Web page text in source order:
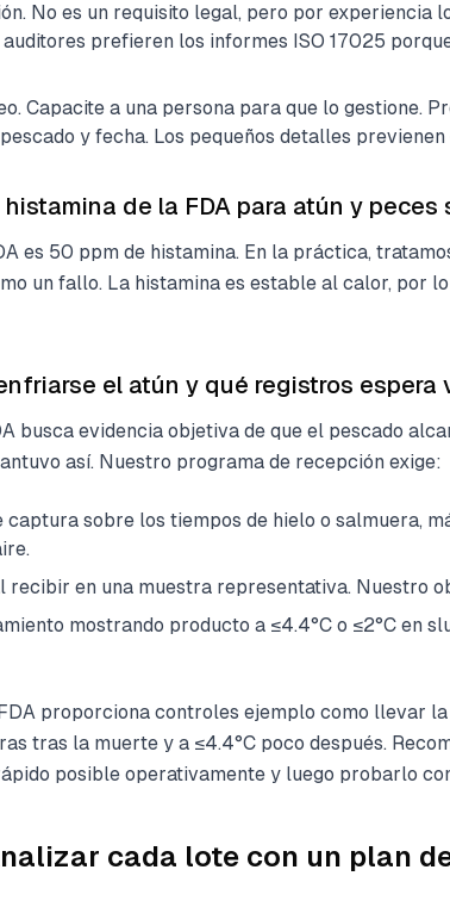
No es un requisito legal, pero por experiencia
auditores prefieren los informes ISO 17025
Capacite a una persona para que lo gestione.
y fecha. Los pequeños detalles
de la FDA para atún y peces
es 50 ppm de histamina. En la práctica,
un fallo. La histamina es estable al calor, por
el atún y qué registros espera
busca evidencia objetiva de que el pescado
así. Nuestro programa de recepción exige:
captura sobre los tiempos de hielo o salmuera,
recibir en una muestra representativa. Nuestro
mostrando producto a ≤4.4°C o ≤2°C en
proporciona controles ejemplo como llevar
tras la muerte y a ≤4.4°C poco después.
posible operativamente y luego probarlo
cada lote con un plan